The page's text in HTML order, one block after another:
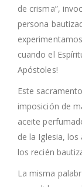
de crisma”,
persona
cuando el
Apóstoles!
Este
imposición de
aceite
de la Iglesia,
los recién
La misma